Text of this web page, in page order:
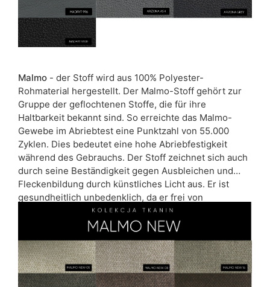
Malmo - der Stoff wird aus 100% Polyester-
Rohmaterial hergestellt. Der Malmo-Stoff gehört zur
Gruppe der geflochtenen Stoffe, die für ihre
Haltbarkeit bekannt sind. So erreichte das Malmo-
Gewebe im Abriebtest eine Punktzahl von 55.000
Zyklen. Dies bedeutet eine hohe Abriebfestigkeit
während des Gebrauchs. Der Stoff zeichnet sich auch
durch seine Beständigkeit gegen Ausbleichen und
Fleckenbildung durch künstliches Licht aus. Er ist
gesundheitlich unbedenklich, da er frei von